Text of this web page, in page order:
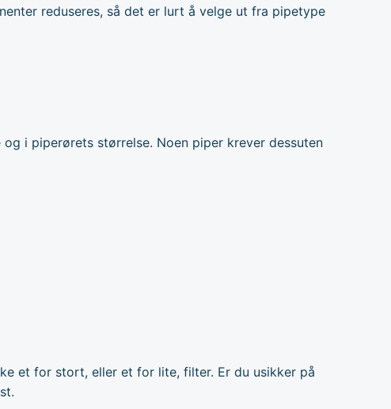
reduseres, så det er lurt å velge ut fra pipetype
i piperørets størrelse. Noen piper krever dessuten
et for stort, eller et for lite, filter. Er du usikker på